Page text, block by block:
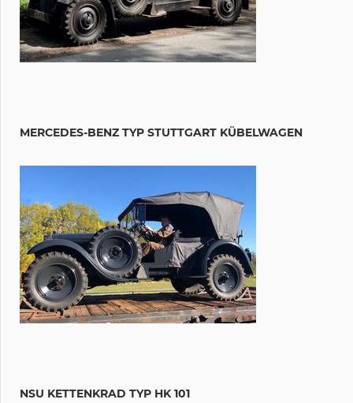
MERCEDES-BENZ TYP STUTTGART KÜBELWAGEN
NSU KETTENKRAD TYP HK 101